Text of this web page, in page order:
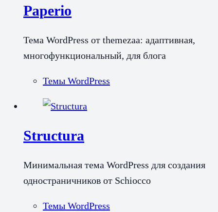
Paperio
Тема WordPress от themezaa: адаптивная,
многофункциональный, для блога
Темы WordPress
Structura
Минимальная тема WordPress для создания
одностраничников от Schiocco
Темы WordPress